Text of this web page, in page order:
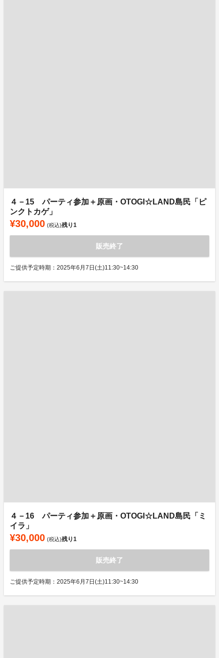
４－15 パーティ参加＋原画・OTOGI☆LAND島民「ピ
ンクトカゲ」
¥30,000 (税込)残り1
販売終了
ご提供予定時期：2025年6月7日(土)11:30~14:30
４－16 パーティ参加＋原画・OTOGI☆LAND島民「ミ
イラ」
¥30,000 (税込)残り1
販売終了
ご提供予定時期：2025年6月7日(土)11:30~14:30